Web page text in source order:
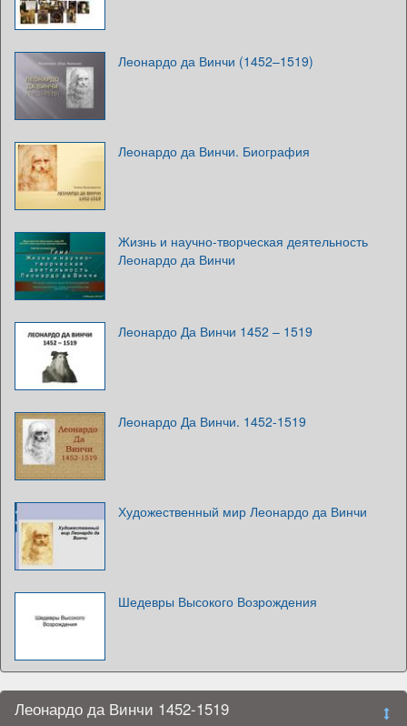
Леонардо да Винчи (1452–1519)
Леонардо да Винчи. Биография
Жизнь и научно-творческая деятельность
Леонардо да Винчи
Леонардо Да Винчи 1452 – 1519
Леонардо Да Винчи. 1452-1519
Художественный мир Леонардо да Винчи
Шедевры Высокого Возрождения
Леонардо да Винчи 1452-1519